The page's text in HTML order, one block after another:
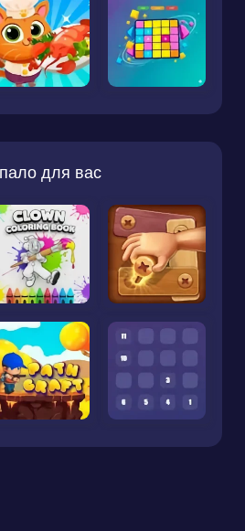
для вас